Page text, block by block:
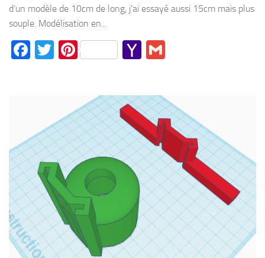
d’un modèle de 10cm de long, j’ai essayé aussi 15cm mais plus
souple. Modélisation en...
Facebook
TwitterPinterestYahoo